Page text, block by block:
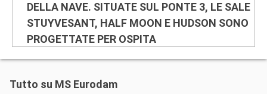
Presso la Photo Gallery sul ponte 3 sono in vendita
esposte anche le foto scattate a bordo e durante le soste. I
DELLA NAVE. SITUATE SUL PONTE 3, LE SALE
STUYVESANT, HALF MOON E HUDSON SONO
PROGETTATE PER OSPITA
Tutto su MS Eurodam